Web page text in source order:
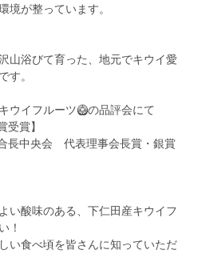
境が整っています。
山浴びて育った、地元でキウイ愛
す。
ウイフルーツ🥝の品評会にて
受賞】
長中央会 代表理事会長賞・銀賞
い酸味のある、下仁田産キウイフ
！
い食べ頃を皆さんに知っていただ